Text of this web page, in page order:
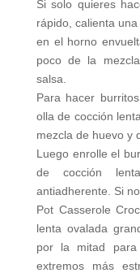
Si solo quieres
rápido, calienta
en el horno
poco de la
salsa.
Para hacer
olla de cocción
mezcla de huevo y
Luego enrolle el
de cocción
antiadherente. Si
Pot Casserole
lenta ovalada
por la mitad
extremos más